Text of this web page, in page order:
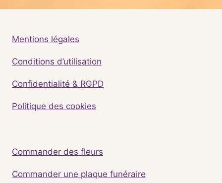
Mentions légales
Conditions d’utilisation
Confidentialité & RGPD
Politique des cookies
Commander des fleurs
Commander une plaque funéraire